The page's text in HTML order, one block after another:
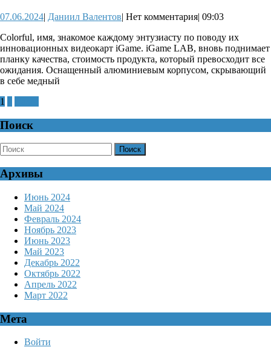
жидкостное
охлаждение
iGame
LAB
GeForce
RTX
5000
07.06.202407.06.2024
| Даниил ВалентовДаниил
| Нет комментария| 09:03
Colorful, имя, знакомое каждому энтузиасту по поводу их
инновационных видеокарт iGame. iGame LAB, вновь поднимает
планку качества, стоимость продукта, который превосходит все
ожидания. Оснащенный алюминиевым корпусом, скрывающий
в себе медный
Навигация
по
записям
1
Поиск
Найти:
Архивы
Июнь 2024
Май 2024
Февраль 2024
Ноябрь 2023
Июнь 2023
Май 2023
Декабрь 2022
Октябрь 2022
Апрель 2022
Март 2022
Мета
Войти